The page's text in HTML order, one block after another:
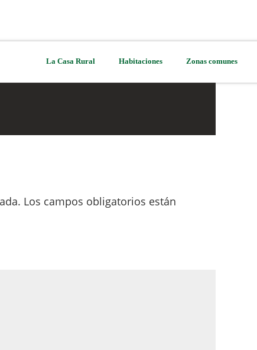
La Casa Rural Habitaciones Zonas comunes
Los campos obligatorios están